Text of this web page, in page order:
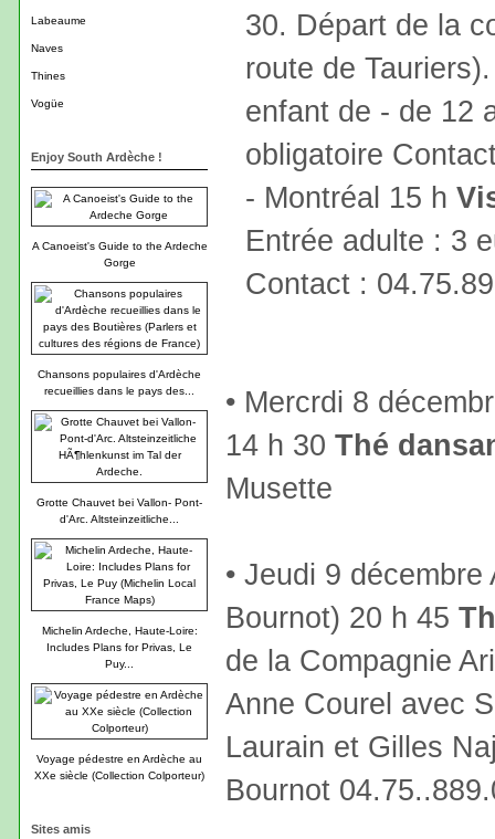
Labeaume
Naves
Thines
Vogüe
Enjoy South Ardèche !
A Canoeist's Guide to the Ardeche
Gorge
Chansons populaires d'Ardèche
recueillies dans le pays des...
Grotte Chauvet bei Vallon- Pont-
d'Arc. Altsteinzeitliche...
Michelin Ardeche, Haute-Loire:
Includes Plans for Privas, Le
Puy...
Voyage pédestre en Ardèche au
XXe siècle (Collection Colporteur)
Sites amis
30. Départ de la
route de
enfant de - de 12
obligatoire
- Montréal 15 h
Entrée adulte : 3
Contact :
• Mercrdi 8
14 h 30 Thé
Musette
• Jeudi 9
Bournot) 20 h 45
de la Compagnie
Anne Courel avec
Laurain et Gilles
Bournot